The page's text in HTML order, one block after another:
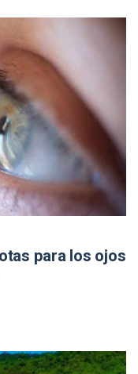
para los ojos